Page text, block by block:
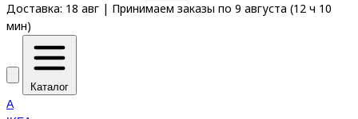
Доставка: 18 авг | Принимаем заказы по 9 августа (12 ч 10
мин)
Каталог
A